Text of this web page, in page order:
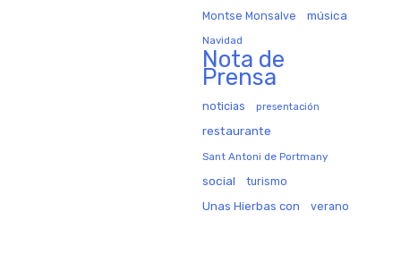
Montse Monsalve música
Navidad
Nota de
Prensa
noticias presentación
restaurante
Sant Antoni de Portmany
social turismo
Unas Hierbas con verano